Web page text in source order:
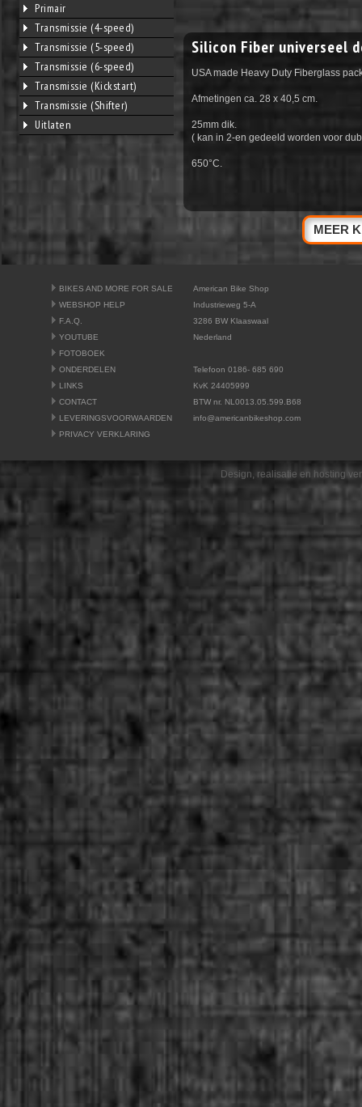
Primair
Transmissie (4-speed)
Transmissie (5-speed)
Transmissie (6-speed)
Transmissie (Kickstart)
Transmissie (Shifter)
Uitlaten
Silicon Fiber universeel
USA made Heavy Duty Fiberglass
Afmetingen ca. 28 x 40,5 cm.
25mm dik.
( kan in 2-en gedeeld worden voor
650°C.
MEER
BIKES AND MORE FOR SALE
WEBSHOP HELP
F.A.Q.
YOUTUBE
FOTOBOEK
ONDERDELEN
LINKS
CONTACT
LEVERINGSVOORWAARDEN
PRIVACY VERKLARING
American Bike Shop
Industrieweg 5-A
3286 BW Klaaswaal
Nederland
Telefoon 0186- 685 690
KvK 24405999
BTW nr. NL0013.05.599.B68
info@americanbikeshop.com
Design, realisatie en hosting